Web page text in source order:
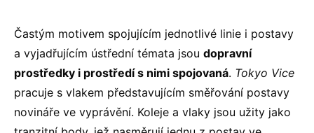
Častým motivem spojujícím jednotlivé linie i postavy
a vyjadřujícím ústřední témata jsou dopravní
prostředky i prostředí s nimi spojovaná. Tokyo Vice
pracuje s vlakem představujícím směřování postavy
novináře ve vyprávění. Koleje a vlaky jsou užity jako